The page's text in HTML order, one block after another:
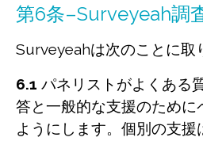
第6条–Surveyeah調
Surveyeahは次のことに取
6.1 パネリストがよくある
答と一般的な支援のために
ようにします。個別の支援